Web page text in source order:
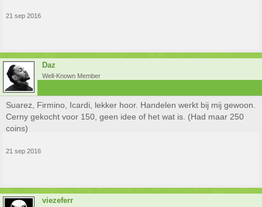
21 sep 2016
Daz
Well-Known Member
Suarez, Firmino, Icardi, lekker hoor. Handelen werkt bij mij gewoon.
Cerny gekocht voor 150, geen idee of het wat is. (Had maar 250
coins)
21 sep 2016
viezeferr